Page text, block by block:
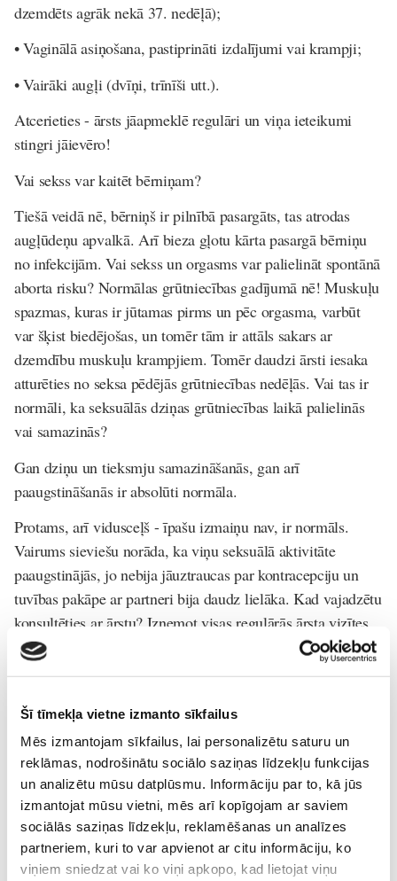
Šī tīmekļa vietne izmanto sīkfailus
Mēs izmantojam sīkfailus, lai personalizētu saturu un
reklāmas, nodrošinātu sociālo saziņas līdzekļu funkcijas
un analizētu mūsu datplūsmu. Informāciju par to, kā jūs
izmantojat mūsu vietni, mēs arī kopīgojam ar saviem
sociālās saziņas līdzekļu, reklamēšanas un analīzes
partneriem, kuri to var apvienot ar citu informāciju, ko
viņiem sniedzat vai ko viņi apkopo, kad lietojat viņu
dzemdēts agrāk nekā 37. nedēļā);
• Vaginālā asiņošana, pastiprināti izdalījumi vai krampji;
• Vairāki augļi (dvīņi, trīnīši utt.).
Atcerieties - ārsts jāapmeklē regulāri un viņa ieteikumi
stingri jāievēro!
Vai sekss var kaitēt bērniņam?
Tiešā veidā nē, bērniņš ir pilnībā pasargāts, tas atrodas
augļūdeņu apvalkā. Arī bieza gļotu kārta pasargā bērniņu
no infekcijām. Vai sekss un orgasms var palielināt spontānā
aborta risku? Normālas grūtniecības gadījumā nē! Muskuļu
spazmas, kuras ir jūtamas pirms un pēc orgasma, varbūt
var šķist biedējošas, un tomēr tām ir attāls sakars ar
dzemdību muskuļu krampjiem. Tomēr daudzi ārsti iesaka
atturēties no seksa pēdējās grūtniecības nedēļās. Vai tas ir
normāli, ka seksuālās dziņas grūtniecības laikā palielinās
vai samazinās?
Gan dziņu un tieksmju samazināšanās, gan arī
paaugstināšanās ir absolūti normāla.
Protams, arī vidusceļš - īpašu izmaiņu nav, ir normāls.
Vairums sieviešu norāda, ka viņu seksuālā aktivitāte
paaugstinājās, jo nebija jāuztraucas par kontracepciju un
tuvības pakāpe ar partneri bija daudz lielāka. Kad vajadzētu
konsultēties ar ārstu? Izņemot visas regulārās ārsta vizītes,
papildu konsultācijas būtu nepieciešamas gadījumos, ja
sajūtat kādus neparastus simptomus pēc seksa, piemēram,
Džordža Macones atziņas un ieteikumus par seksu
grūtniecības laikā.
The Best Magazine
Grūtniecība Sekss Sieviete--māmiņa